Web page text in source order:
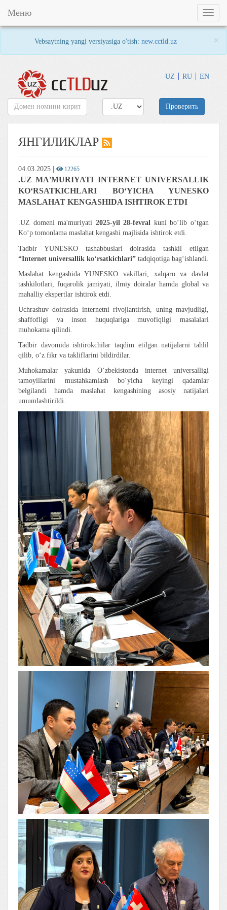
Vebsaytning yangi versiyasiga o'tish: new.cctld.uz ×
UZ RU EN
Toggle
Меню
Проверить
ЯНГИЛИКЛАР
04.03.2025 12265
.UZ MA'MURIYATI INTERNET UNIVERSALLIK
KO‘RSATKICHLARI BO‘YICHA YUNESKO
MASLAHAT KENGASHIDA ISHTIROK ETDI
.UZ domeni ma'muriyati 2025-yil 28-fevral kuni bo‘lib o‘tgan
Ko‘p tomonlama maslahat kengashi majlisida ishtirok etdi.
Tadbir YUNESKO tashabbuslari doirasida tashkil etilgan
“Internet universallik ko‘rsatkichlari” tadqiqotiga bag‘ishlandi.
Maslahat kengashida YUNESKO vakillari, xalqaro va davlat
tashkilotlari, fuqarolik jamiyati, ilmiy doiralar hamda global va
mahalliy ekspertlar ishtirok etdi.
Uchrashuv doirasida internetni rivojlantirish, uning mavjudligi,
shaffofligi va inson huquqlariga muvofiqligi masalalari
muhokama qilindi.
Tadbir davomida ishtirokchilar taqdim etilgan natijalarni tahlil
qilib, o‘z fikr va takliflarini bildirdilar.
Muhokamalar yakunida O‘zbekistonda internet universalligi
tamoyillarini mustahkamlash bo‘yicha keyingi qadamlar
belgilandi hamda maslahat kengashining asosiy natijalari
umumlashtirildi.